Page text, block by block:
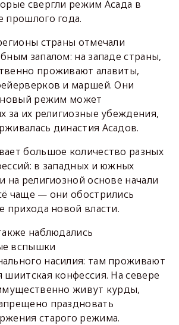
свергли режим Асада в
прошлого года.
страны отмечали
запалом: на западе страны,
проживают алавиты,
и маршей. Они
новый режим может
за их религиозные убеждения,
династия Асадов.
большое количество разных
в западных и южных
на религиозной основе начали
чаще — они обострились
прихода новой власти.
наблюдались
вспышки
насилия: там проживают
конфессия. На севере
живут курды,
праздновать
старого режима.